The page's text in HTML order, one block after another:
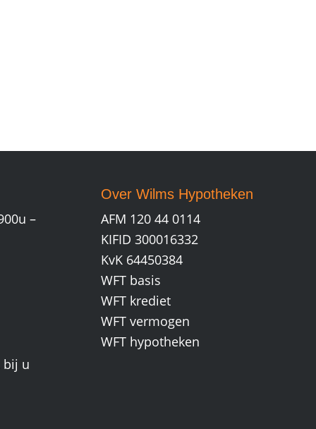
–
bij u
Over Wilms Hypotheken
AFM 120 44 0114
KIFID 300016332
KvK 64450384
WFT basis
WFT krediet
WFT vermogen
WFT hypotheken